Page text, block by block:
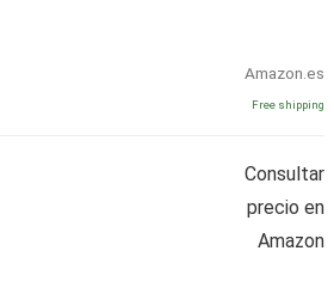
Amazon.es
Free shipping
Consultar
precio en
Amazon